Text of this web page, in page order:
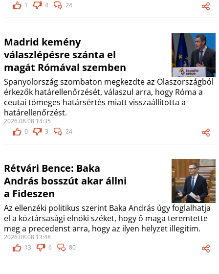
1
4 24
Madrid kemény
válaszlépésre szánta el
magát Rómával szemben
Spanyolország szombaton megkezdte az Olaszországból
érkezők határellenőrzését, válaszul arra, hogy Róma a
ceutai tömeges határsértés miatt visszaállította a
határellenőrzést.
2026.08.08 14:35
0
3 24
Rétvári Bence: Baka
András bosszút akar állni
a Fideszen
Az ellenzéki politikus szerint Baka András úgy foglalhatja
el a köztársasági elnöki széket, hogy ő maga teremtette
meg a precedenst arra, hogy az ilyen helyzet illegitim.
2026.08.08 13:48
13
6 80